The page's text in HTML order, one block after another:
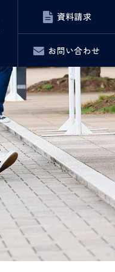
資料請求
お問い合わせ